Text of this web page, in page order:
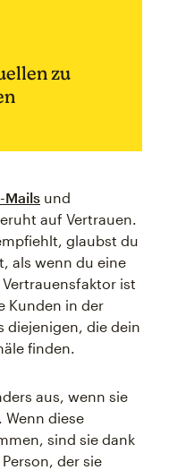
zu
Mails und
auf Vertrauen.
glaubst du
als wenn du eine
ist
Kunden in der
diejenigen, die dein
finden.
aus, wenn sie
diese
sind sie dank
der sie